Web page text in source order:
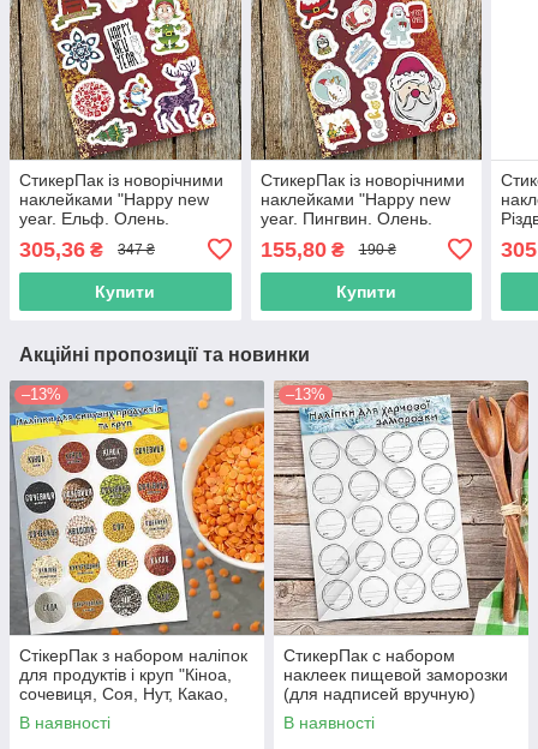
СтикерПак із новорічними
наклейками "Happy new
year. Ельф. Олень.
Ялинка. дід Мороз. Сім'я
собак. Сніговик"
305,36 ₴ 347 ₴
Купити
СтикерПак із новорічними
наклейками "Happy new
year. Пингвин. Олень.
Елка. Діди Морози. Сім'я
собак. Сніговик"
155,80₴ 190 ₴
Купити
Акційні пропозиції та новинки
–13%
СтікерПак з набором наліпок
для продуктів і круп "Кіноа,
сочевиця, Соя, Нут, Какао,
Сода, Чіа, Маш та ін."
В наявності
–13%
СтикерПак с набором
наклеек пищевой заморозки
(для надписей вручную)
В наявності